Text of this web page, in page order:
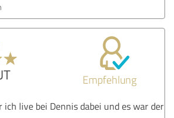
Empfehlung
ich live bei Dennis dabei und es war der